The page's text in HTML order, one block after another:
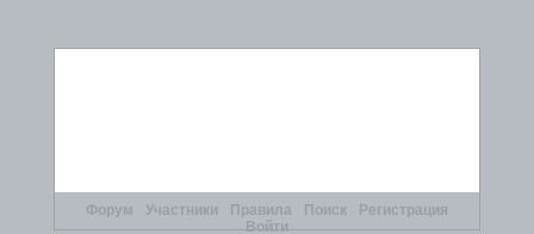
Форум Участники Правила Поиск
Регистрация
Войти